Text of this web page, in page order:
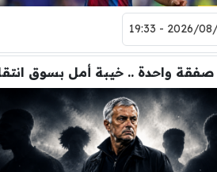
2026/08/06 -